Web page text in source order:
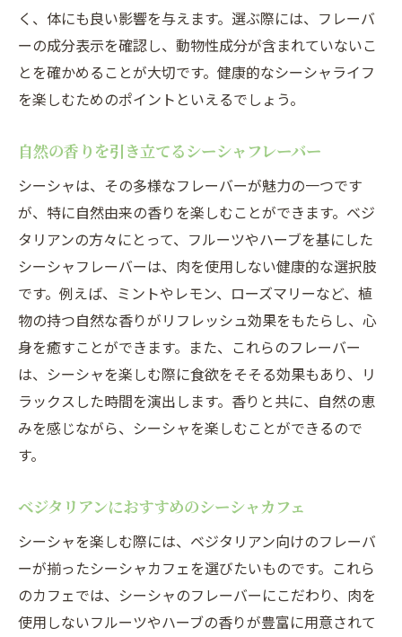
リラックスしながら健康を維持する方法
シーシャがもたらすベジタリアンの癒し
ベジタリアンがシーシャを楽しむためのポイン
初心者でも安心なシーシャの選び方
ベジタリアン向けシーシャのおすすめフレ
ーバー
フレーバーの持続性を高める方法
シーシャと一緒に楽しむベジタリアンスナ
ック
シーシャの吸い方における注意点
ベジタリアンが楽しむためのシーシャの基
本
く、体にも良い影響を与えます。選ぶ際には、フレーバ
ーの成分表示を確認し、動物性成分が含まれていないこ
とを確かめることが大切です。健康的なシーシャライフ
を楽しむためのポイントといえるでしょう。
自然の香りを引き立てるシーシャフレーバー
シーシャは、その多様なフレーバーが魅力の一つです
が、特に自然由来の香りを楽しむことができます。ベジ
タリアンの方々にとって、フルーツやハーブを基にした
シーシャフレーバーは、肉を使用しない健康的な選択肢
です。例えば、ミントやレモン、ローズマリーなど、植
物の持つ自然な香りがリフレッシュ効果をもたらし、心
身を癒すことができます。また、これらのフレーバー
は、シーシャを楽しむ際に食欲をそそる効果もあり、リ
ラックスした時間を演出します。香りと共に、自然の恵
みを感じながら、シーシャを楽しむことができるので
す。
ベジタリアンにおすすめのシーシャカフェ
シーシャを楽しむ際には、ベジタリアン向けのフレーバ
ーが揃ったシーシャカフェを選びたいものです。これら
のカフェでは、シーシャのフレーバーにこだわり、肉を
使用しないフルーツやハーブの香りが豊富に用意されて